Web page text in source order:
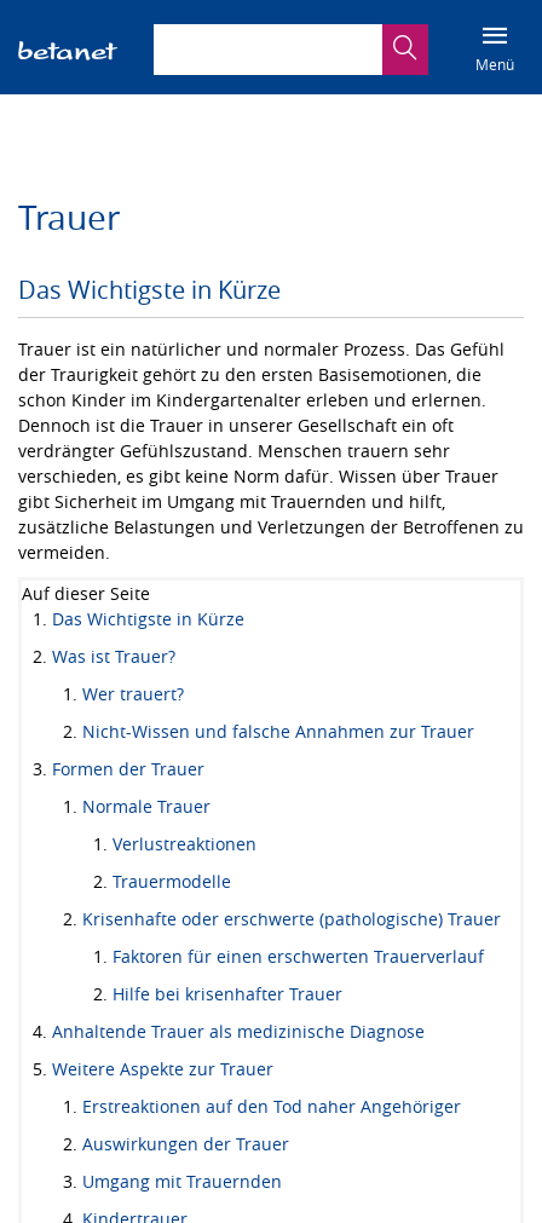
SucheMenü
Trauer
Das Wichtigste in Kürze
Trauer ist ein natürlicher und normaler Prozess. Das Gefühl
der Traurigkeit gehört zu den ersten Basisemotionen, die
schon Kinder im Kindergartenalter erleben und erlernen.
Dennoch ist die Trauer in unserer Gesellschaft ein oft
verdrängter Gefühlszustand. Menschen trauern sehr
verschieden, es gibt keine Norm dafür. Wissen über Trauer
gibt Sicherheit im Umgang mit Trauernden und hilft,
zusätzliche Belastungen und Verletzungen der Betroffenen zu
vermeiden.
Auf dieser Seite
Das Wichtigste in Kürze
Was ist Trauer?
Wer trauert?
Nicht-Wissen und falsche Annahmen zur Trauer
Formen der Trauer
Normale Trauer
Verlustreaktionen
Trauermodelle
Krisenhafte oder erschwerte (pathologische) Trauer
Faktoren für einen erschwerten Trauerverlauf
Hilfe bei krisenhafter Trauer
Anhaltende Trauer als medizinische Diagnose
Weitere Aspekte zur Trauer
Erstreaktionen auf den Tod naher Angehöriger
Auswirkungen der Trauer
Umgang mit Trauernden
Kindertrauer